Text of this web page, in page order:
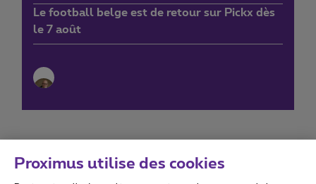
Le football belge est de retour sur Pickx dès
le 7 août
Proximus utilise des cookies